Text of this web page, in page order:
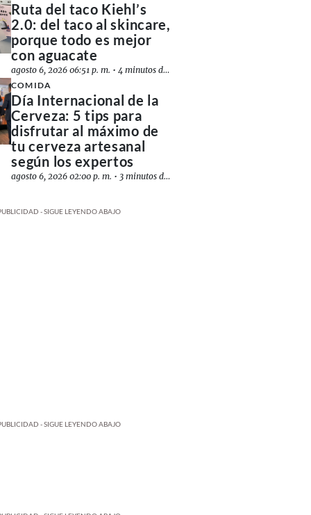
Ruta del taco Kiehl’s
2.0: del taco al skincare,
porque todo es mejor
con aguacate
agosto 6, 2026 06:51 p. m. •4 minutos de lectura
COMIDA
Día Internacional de la
Cerveza: 5 tips para
disfrutar al máximo de
tu cerveza artesanal
según los expertos
agosto 6, 2026 02:00 p. m. • 3 minutos de lectura
- SIGUE LEYENDO ABAJO
- SIGUE LEYENDO ABAJO